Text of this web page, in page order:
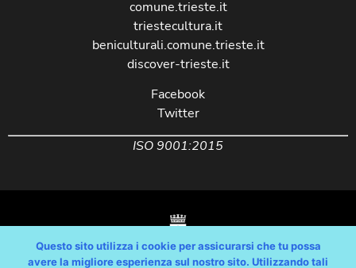
comune.trieste.it
triestecultura.it
beniculturali.comune.trieste.it
discover-trieste.it
Facebook
Twitter
ISO 9001:2015
Questo sito utilizza i cookie per assicurarsi che tu possa
avere la migliore esperienza sul nostro sito. Utilizzando tali